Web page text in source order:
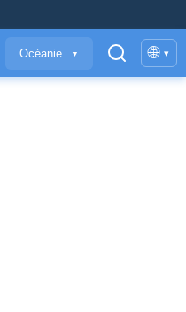
Océanie ▼ 🌐 ▾